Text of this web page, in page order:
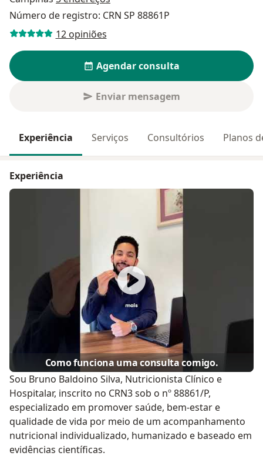
Número de registro: CRN SP 88861P
12 opiniões
Agendar consulta
Enviar mensagem
Experiência Serviços Consultórios Planos
Experiência
Como funciona uma consulta comigo.
Sou Bruno Baldoino Silva, Nutricionista Clínico e
Hospitalar, inscrito no CRN3 sob o nº 88861/P,
especializado em promover saúde, bem-estar e
qualidade de vida por meio de um acompanhamento
nutricional individualizado, humanizado e baseado em
evidências científicas.